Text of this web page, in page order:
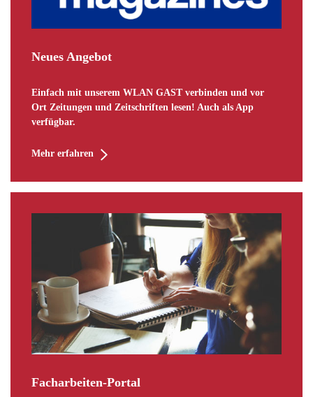
Neues Angebot
Einfach mit unserem WLAN GAST verbinden und vor
Ort Zeitungen und Zeitschriften lesen! Auch als App
verfügbar.
Mehr erfahren
Facharbeiten-Portal